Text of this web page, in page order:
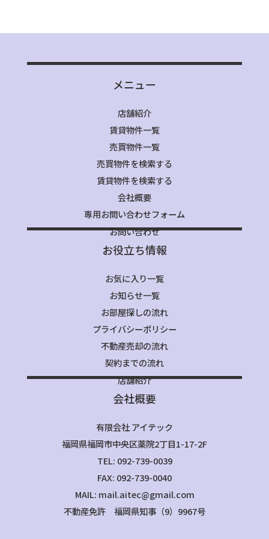
メニュー
店舗紹介
賃貸物件一覧
売買物件一覧
売買物件を検索する
賃貸物件を検索する
会社概要
専用お問い合わせフォーム
お問い合わせ
お役立ち情報
お気に入り一覧
お知らせ一覧
お部屋探しの流れ
プライバシーポリシー
不動産売却の流れ
契約までの流れ
店舗紹介
会社概要
有限会社 アイテック
福岡県福岡市中央区薬院2丁目1-17-2F
TEL: 092-739-0039
FAX: 092-739-0040
MAIL: mail.aitec@gmail.com
不動産免許 福岡県知事（9）9967号